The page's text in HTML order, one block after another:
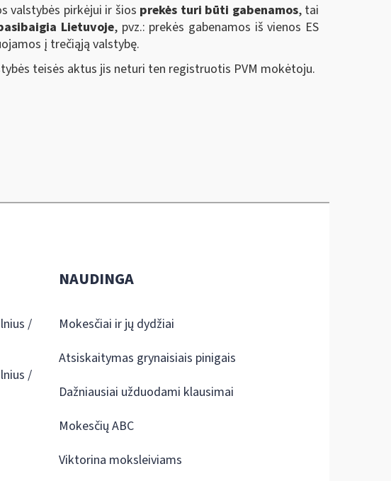
valstybės pirkėjui ir šios prekės turi būti gabenamos, tai
Lietuvoje, pvz.: prekės gabenamos iš vienos ES
į trečiąją valstybę.
teisės aktus jis neturi ten registruotis PVM mokėtoju.
/
/
NAUDINGA
Mokesčiai ir jų dydžiai
Atsiskaitymas grynaisiais pinigais
Dažniausiai užduodami klausimai
Mokesčių ABC
Viktorina moksleiviams